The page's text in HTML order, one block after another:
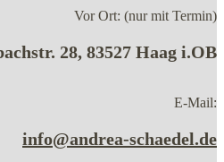
Vor Ort: (nur mit Termin)
28, 83527 Haag i.OB
E-Mail:
info@andrea-schaedel.de